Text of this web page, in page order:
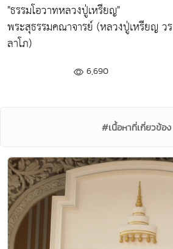
"ธรรมโอวาทหลวงปู่เหรียญ"
พระสุธรรมคณาจารย์ (หลวงปู่เหรียญ วร
ลาโภ)
6,690
#เนื้อหาที่เกี่ยวข้อง